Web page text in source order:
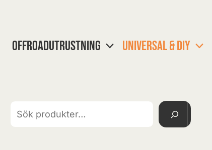
OFFROADUTRUSTNING UNIVERSAL & DIY